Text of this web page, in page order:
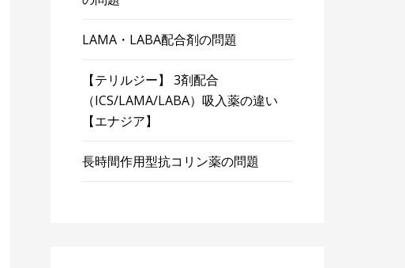
LAMA・LABA配合剤の問題
【テリルジー】 3剤配合
（ICS/LAMA/LABA）吸入薬の違い
【エナジア】
長時間作用型抗コリン薬の問題